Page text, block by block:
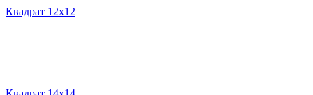
Квадрат 12х12